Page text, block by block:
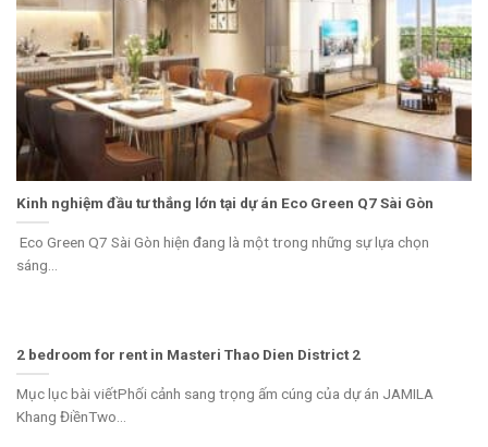
Kinh nghiệm đầu tư thắng lớn tại dự án Eco Green Q7 Sài Gòn
Eco Green Q7 Sài Gòn hiện đang là một trong những sự lựa chọn
sáng...
2 bedroom for rent in Masteri Thao Dien District 2
Mục lục bài viếtPhối cảnh sang trọng ấm cúng của dự án JAMILA
Khang ĐiềnTwo...